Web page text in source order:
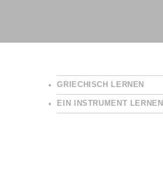
GRIECHISCH LERNEN
EIN INSTRUMENT LERNEN